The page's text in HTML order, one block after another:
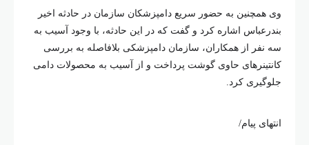
وی همچنین به حضور سریع دامپزشکان سازمان در حادثه اخیر
بندرعباس اشاره کرد و گفت که در این حادثه، با وجود آسیب به
سه نفر از همکاران، سازمان دامپزشکی بلافاصله به بررسی
کانتینرهای حاوی گوشت پرداخت و از آسیب به محصولات دامی
جلوگیری کرد.
انتهای پیام/